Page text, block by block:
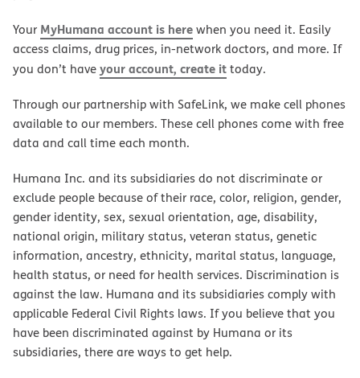
Your MyHumana account is herewhen you need it. Easily
access claims, drug prices, in-network doctors, and more. If
you don’t haveyour account, create ittoday.
Through our partnership with SafeLink, we make cell phones
available to our members. These cell phones come with free
data and call time each month.
Humana Inc. and its subsidiaries do not discriminate or
exclude people because of their race, color, religion, gender,
gender identity, sex, sexual orientation, age, disability,
national origin, military status, veteran status, genetic
information, ancestry, ethnicity, marital status, language,
health status, or need for health services. Discrimination is
against the law. Humana and its subsidiaries comply with
applicable Federal Civil Rights laws. If you believe that you
have been discriminated against by Humana or its
subsidiaries, there are ways to get help.